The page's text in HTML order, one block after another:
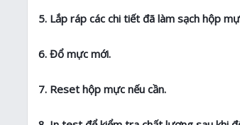
5. Lắp ráp các chi tiết đã làm sạch hộp
6. Đổ mực mới.
7. Reset hộp mực nếu cần.